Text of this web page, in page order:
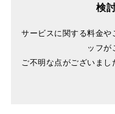
検
サービスに関する料金や
ッフが
ご不明な点がございまし